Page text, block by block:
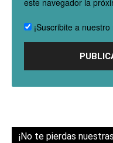
este navegador la
¡Suscribite a
¡No te pierdas